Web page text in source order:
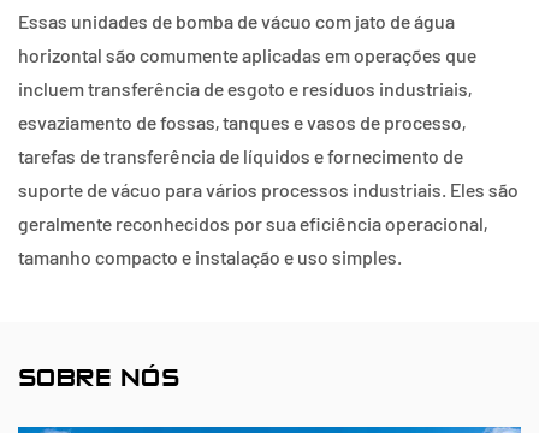
Essas unidades de bomba de vácuo com jato de água
horizontal são comumente aplicadas em operações que
incluem transferência de esgoto e resíduos industriais,
esvaziamento de fossas, tanques e vasos de processo,
tarefas de transferência de líquidos e fornecimento de
suporte de vácuo para vários processos industriais. Eles são
geralmente reconhecidos por sua eficiência operacional,
tamanho compacto e instalação e uso simples.
SOBRE NÓS